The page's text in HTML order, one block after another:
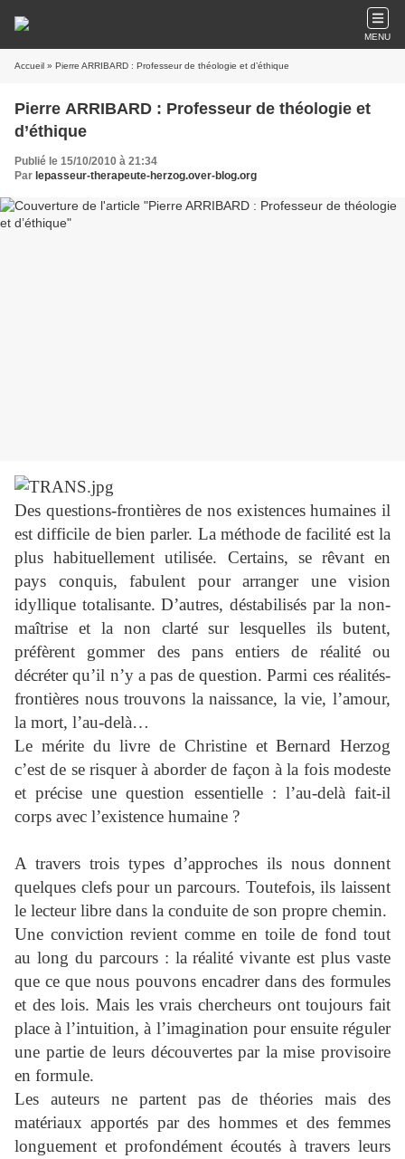
MENU
Accueil » Pierre ARRIBARD : Professeur de théologie et d’éthique
Pierre ARRIBARD : Professeur de théologie et
d’éthique
Publié le 15/10/2010 à 21:34
Par lepasseur-therapeute-herzog.over-blog.org
Des questions-frontières de nos existences humaines il
est difficile de bien parler. La méthode de facilité est la
plus habituellement utilisée. Certains, se rêvant en
pays conquis, fabulent pour arranger une vision
idyllique totalisante. D’autres, déstabilisés par la non-
maîtrise et la non clarté sur lesquelles ils butent,
préfèrent gommer des pans entiers de réalité ou
décréter qu’il n’y a pas de question. Parmi ces réalités-
frontières nous trouvons la naissance, la vie, l’amour,
la mort, l’au-delà…
Le mérite du livre de Christine et Bernard Herzog
c’est de se risquer à aborder de façon à la fois modeste
et précise une question essentielle : l’au-delà fait-il
corps avec l’existence humaine ?
A travers trois types d’approches ils nous donnent
quelques clefs pour un parcours. Toutefois, ils laissent
le lecteur libre dans la conduite de son propre chemin.
Une conviction revient comme en toile de fond tout
au long du parcours : la réalité vivante est plus vaste
que ce que nous pouvons encadrer dans des formules
et des lois. Mais les vrais chercheurs ont toujours fait
place à l’intuition, à l’imagination pour ensuite réguler
une partie de leurs découvertes par la mise provisoire
en formule.
Les auteurs ne partent pas de théories mais des
matériaux apportés par des hommes et des femmes
longuement et profondément écoutés à travers leurs